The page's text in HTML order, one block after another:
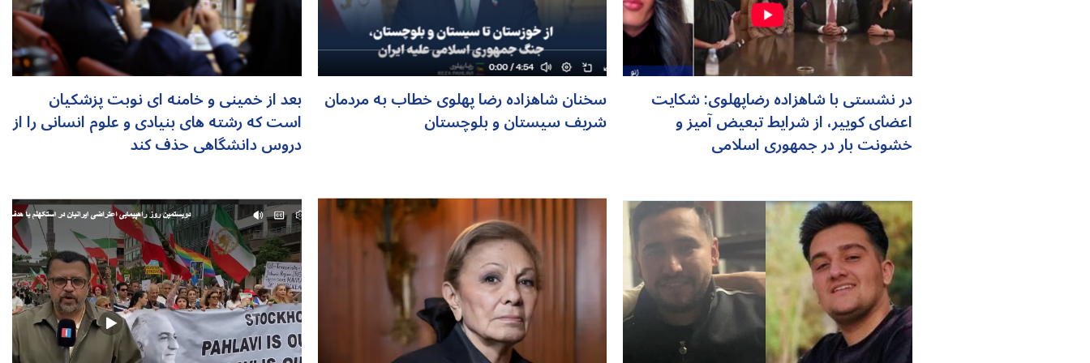
در نشستی با شاهزاده رضاپهلوی: شکایت
اعضای کوییر، از شرایط تبعیض آمیز و
خشونت بار در جمهوری اسلامی
سخنان شاهزاده رضا پهلوی خطاب به مردمان
شریف سیستان و بلوچستان
بعد از خمینی و خامنه ای نوبت پزشکیان
است که رشته های بنیادی و علوم انسانی را از
دروس دانشگاهی حذف کند